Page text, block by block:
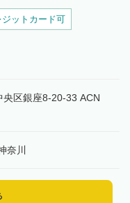
ジットカード可
区銀座8-20-33 ACN
奈川